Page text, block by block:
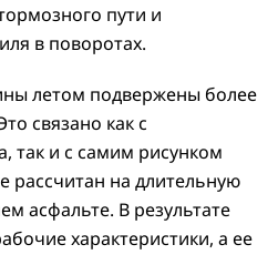
пути и
в поворотах.
летом подвержены более
связано как с
так и с самим рисунком
рассчитан на длительную
асфальте. В результате
характеристики, а ее